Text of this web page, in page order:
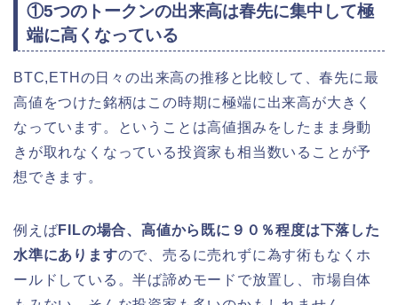
①5つのトークンの出来高は春先に集中して極
端に高くなっている
BTC,ETHの日々の出来高の推移と比較して、春先に最
高値をつけた銘柄はこの時期に極端に出来高が大きく
なっています。ということは高値掴みをしたまま身動
きが取れなくなっている投資家も相当数いることが予
想できます。
例えばFILの場合、高値から既に９０％程度は下落した
水準にありますので、売るに売れずに為す術もなくホ
ールドしている。半ば諦めモードで放置し、市場自体